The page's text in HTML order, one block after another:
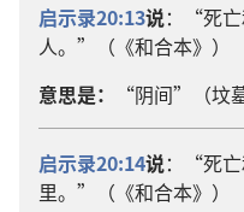
启示录20:13说：“死
人。”（《和合本》）
意思是：
“阴间”（坟
启示录20:14说：“死
里。”（《和合本》）